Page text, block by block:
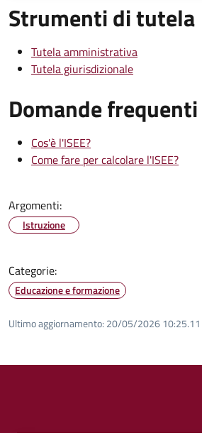
Strumenti di tutela
Tutela amministrativa
Tutela giurisdizionale
Domande frequenti
Cos'è l'ISEE?
Come fare per calcolare l'ISEE?
Argomenti:
Istruzione
Categorie:
Educazione e formazione
Ultimo aggiornamento: 20/05/2026 10:25.11